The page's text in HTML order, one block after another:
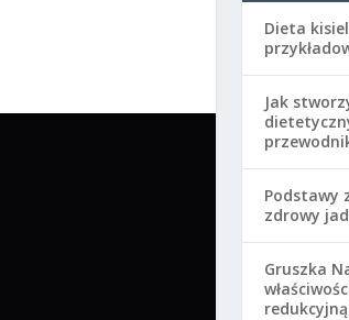
Dieta
Jak
Podstawy
zdrowy
Gruszka
redukcyjną